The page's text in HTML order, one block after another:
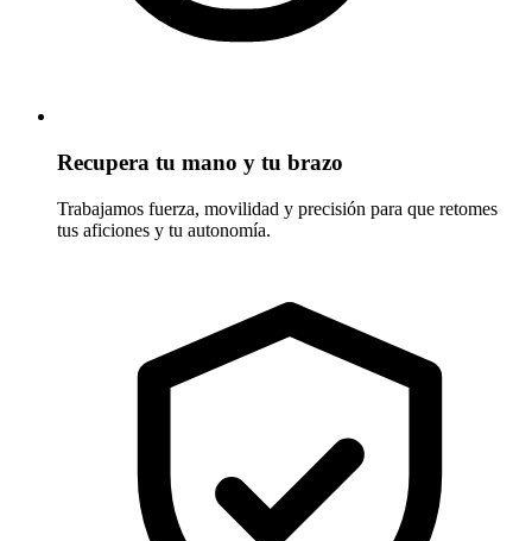
Recupera tu mano y tu brazo
Trabajamos fuerza, movilidad y precisión para que retomes
tus aficiones y tu autonomía.